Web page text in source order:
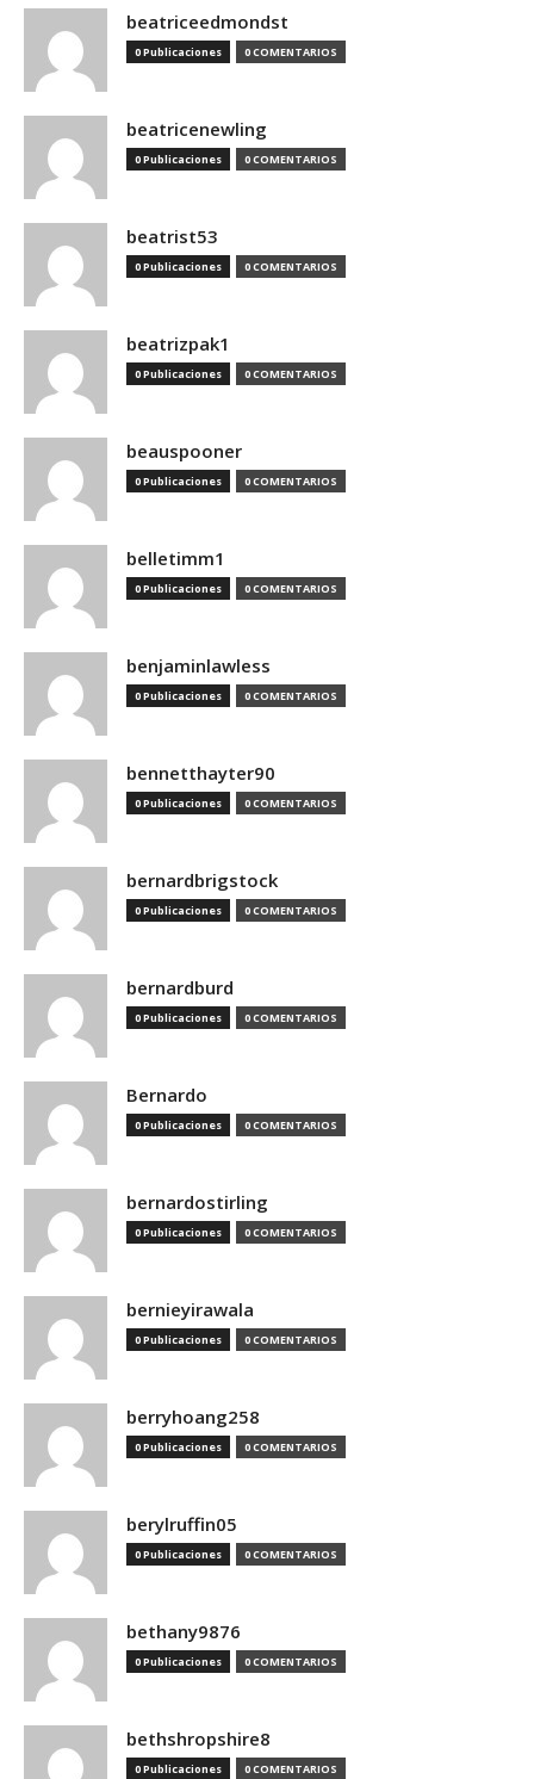
beatriceedmondst
0 Publicaciones 0 COMENTARIOS
beatricenewling
0 Publicaciones 0 COMENTARIOS
beatrist53
0 Publicaciones 0 COMENTARIOS
beatrizpak1
0 Publicaciones 0 COMENTARIOS
beauspooner
0 Publicaciones 0 COMENTARIOS
belletimm1
0 Publicaciones 0 COMENTARIOS
benjaminlawless
0 Publicaciones 0 COMENTARIOS
bennetthayter90
0 Publicaciones 0 COMENTARIOS
bernardbrigstock
0 Publicaciones 0 COMENTARIOS
bernardburd
0 Publicaciones 0 COMENTARIOS
Bernardo
0 Publicaciones 0 COMENTARIOS
bernardostirling
0 Publicaciones 0 COMENTARIOS
bernieyirawala
0 Publicaciones 0 COMENTARIOS
berryhoang258
0 Publicaciones 0 COMENTARIOS
berylruffin05
0 Publicaciones 0 COMENTARIOS
bethany9876
0 Publicaciones 0 COMENTARIOS
bethshropshire8
0 Publicaciones 0 COMENTARIOS